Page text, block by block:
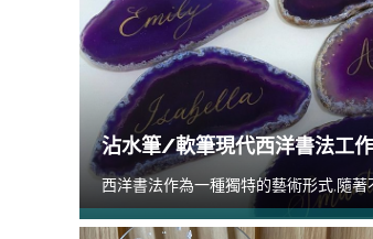
沾水筆/軟筆現代西洋書法工
西洋書法作為一種獨特的藝術形式,隨著